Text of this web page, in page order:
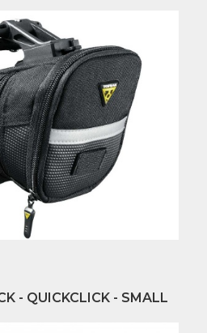
- QUICKCLICK - SMALL